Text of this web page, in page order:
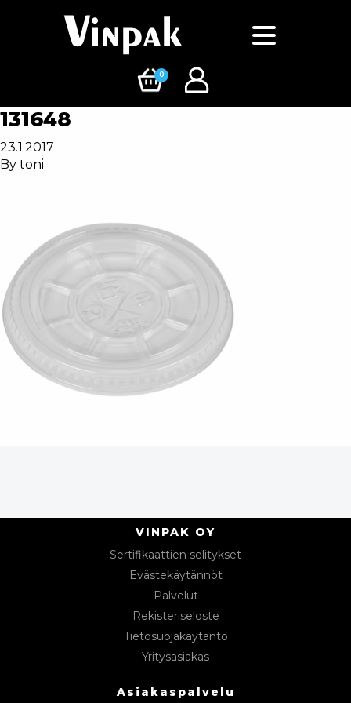
0
131648
23.1.2017
By toni
VINPAK OY
Sertifikaattien selitykset
Evästekäytännöt
Palvelut
Rekisteriseloste
Tietosuojakäytäntö
Yritysasiakas
Asiakaspalvelu